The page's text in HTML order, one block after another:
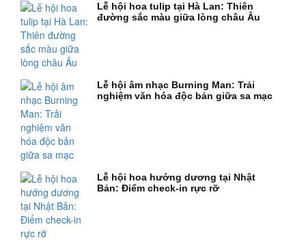
Lễ hội hoa tulip tại Hà Lan: Thiên
đường sắc màu giữa lòng châu Âu
Lễ hội âm nhạc Burning Man: Trải
nghiệm văn hóa độc bản giữa sa mạc
Lễ hội hoa hướng dương tại Nhật
Bản: Điểm check-in rực rỡ